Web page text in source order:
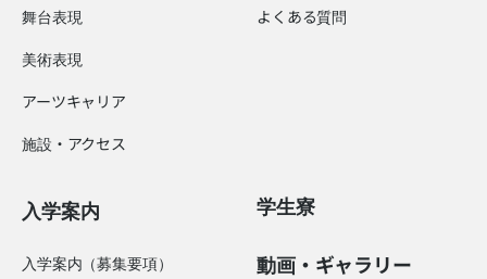
舞台表現
美術表現
アーツキャリア
施設・アクセス
よくある質問
入学案内
入学案内（募集要項）
学生寮
動画・ギャラリー